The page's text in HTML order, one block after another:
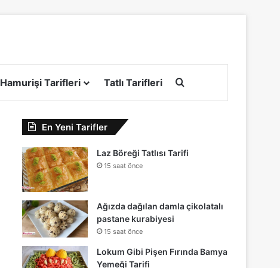
Hamurişi Tarifleri Tatlı Tarifleri
En Yeni Tarifler
Laz Böreği Tatlısı Tarifi
15 saat önce
Ağızda dağılan damla çikolatalı
pastane kurabiyesi
15 saat önce
Lokum Gibi Pişen Fırında Bamya
Yemeği Tarifi